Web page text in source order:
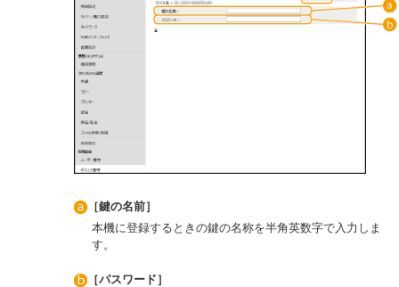
［鍵の名前］
本機に登録するときの鍵の名称を半角英数字で入力しま
す。
［パスワード］